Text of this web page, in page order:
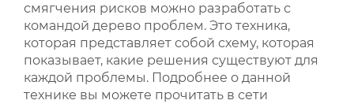
смягчения рисков можно разработать с
командой дерево проблем. Это техника,
которая представляет собой схему, которая
показывает, какие решения существуют для
каждой проблемы. Подробнее о данной
технике вы можете прочитать в сети